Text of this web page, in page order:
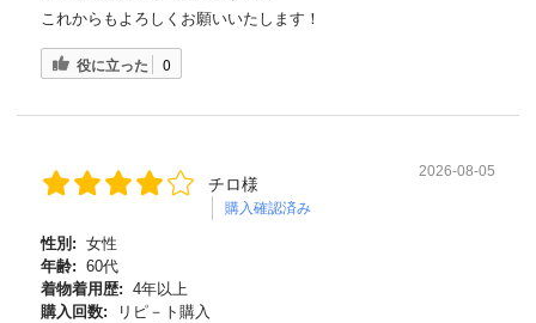
これからもよろしくお願いいたします！
役に立った 0
チロ様
購入確認済み
2026-08-05
性別: 女性
年齢: 60代
着物着用歴: 4年以上
購入回数:
リピ－ト購入